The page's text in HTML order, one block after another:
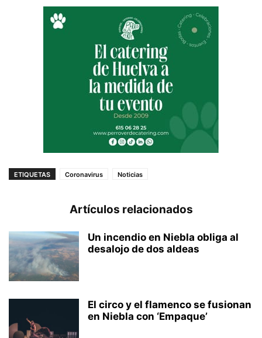
ETIQUETAS Coronavirus Noticias
Artículos relacionados
Un incendio en Niebla obliga al
desalojo de dos aldeas
El circo y el flamenco se fusionan
en Niebla con ‘Empaque’